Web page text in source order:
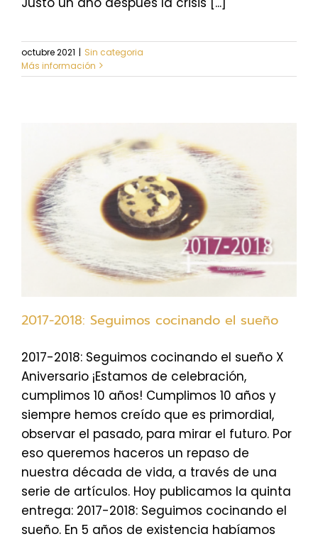
octubre 2021 | Sin categoria
Más información
2017-2018: Seguimos cocinando el sueño
2017-2018: Seguimos cocinando el sueño X
Aniversario ¡Estamos de celebración,
cumplimos 10 años! Cumplimos 10 años y
siempre hemos creído que es primordial,
observar el pasado, para mirar el futuro. Por
eso queremos haceros un repaso de
nuestra década de vida, a través de una
serie de artículos. Hoy publicamos la quinta
entrega: 2017-2018: Seguimos cocinando el
sueño. En 5 años de existencia habíamos